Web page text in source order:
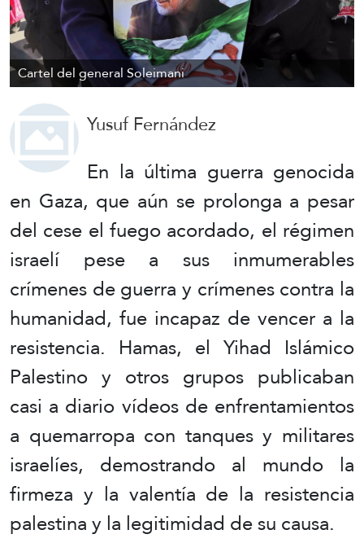
Cartel del general Soleimani
Yusuf Fernández
En la última guerra genocida
en Gaza, que aún se prolonga a pesar
del cese el fuego acordado, el régimen
israelí pese a sus inmumerables
crímenes de guerra y crímenes contra la
humanidad, fue incapaz de vencer a la
resistencia. Hamas, el Yihad Islámico
Palestino y otros grupos publicaban
casi a diario vídeos de enfrentamientos
a quemarropa con tanques y militares
israelíes, demostrando al mundo la
firmeza y la valentía de la resistencia
palestina y la legitimidad de su causa.